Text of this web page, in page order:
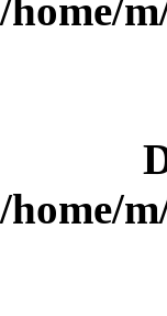
/home/
/home/